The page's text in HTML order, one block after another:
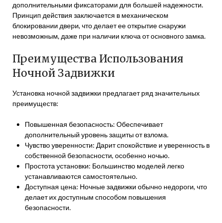
дополнительными фиксаторами для большей надежности.
Принцип действия заключается в механическом
блокировании двери, что делает ее открытие снаружи
невозможным, даже при наличии ключа от основного замка.
Преимущества Использования
Ночной Задвижки
Установка ночной задвижки предлагает ряд значительных
преимуществ:
Повышенная безопасность: Обеспечивает
дополнительный уровень защиты от взлома.
Чувство уверенности: Дарит спокойствие и уверенность в
собственной безопасности, особенно ночью.
Простота установки: Большинство моделей легко
устанавливаются самостоятельно.
Доступная цена: Ночные задвижки обычно недороги, что
делает их доступным способом повышения
безопасности.